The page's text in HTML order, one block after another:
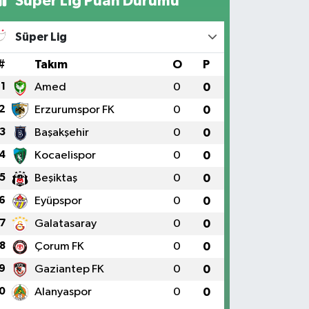
Süper Lig
Takım O P
1 Amed 0 0
Erzurumspor FK 0 0
3 Başakşehir 0 0
Kocaelispor 0 0
5 Beşiktaş 0 0
Eyüpspor 0 0
7 Galatasaray 0 0
8 Çorum FK 0 0
Gaziantep FK 0 0
Alanyaspor 0 0